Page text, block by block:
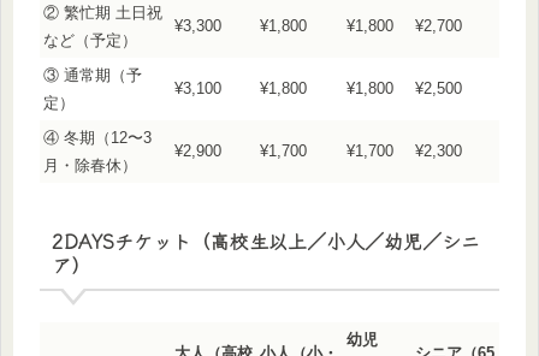
② 繁忙期 土日祝
など（予定）
¥3,300 ¥1,800 ¥1,800 ¥2,700
③ 通常期（予
定）
¥3,100 ¥1,800 ¥1,800 ¥2,500
④ 冬期（12〜3
月・除春休）
¥2,900 ¥1,700 ¥1,700 ¥2,300
2DAYSチケット（高校生以上／小人／幼児／シニ
ア）
幼児